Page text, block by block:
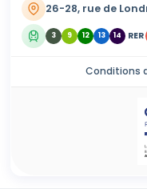
26-28, rue de
3 9 12 13 14 RER
Conditions